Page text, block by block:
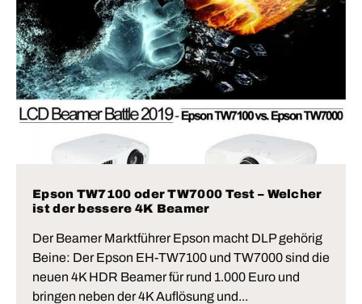
Epson TW7100 oder TW7000 Test – Welcher
ist der bessere 4K Beamer
Der Beamer Marktführer Epson macht DLP gehörig
Beine: Der Epson EH-TW7100 und TW7000 sind die
neuen 4K HDR Beamer für rund 1.000 Euro und
bringen neben der 4K Auflösung und...